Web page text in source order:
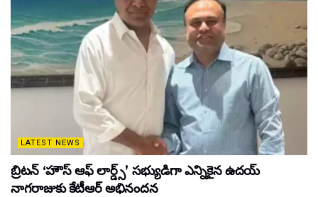
LATEST NEWS
బ్రిటన్ ‘హౌస్ ఆఫ్ లార్డ్స్’ సభ్యుడిగా ఎన్నికైన ఉదయ్
నాగరాజుకు కేటీఆర్ అభినందన